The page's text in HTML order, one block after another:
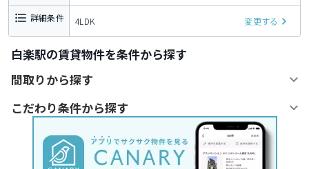
詳細条件 4LDK 変更する
白楽駅の賃貸物件を条件から探す
間取りから探す
こだわり条件から探す